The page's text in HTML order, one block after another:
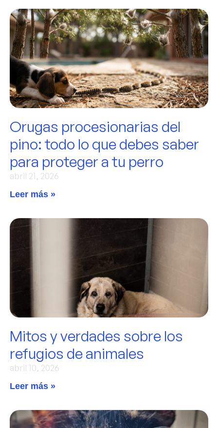
Orugas procesionarias del
pino: todo lo que debes saber
para proteger a tu perro
abril 21, 2026
Leer más »
Mitos y verdades sobre los
refugios de animales
abril 10, 2026
Leer más »